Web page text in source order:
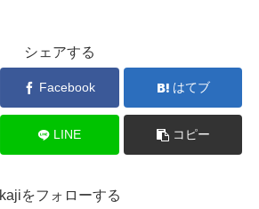
シェアする
Facebook はてブ
LINE コピー
kajiをフォローする